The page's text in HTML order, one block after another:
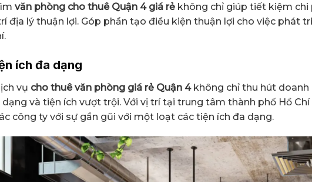
văn phòng cho thuê Quận 4 giá rẻ không chỉ giúp tiết kiệm chi
địa lý thuận lợi. Góp phần tạo điều kiện thuận lợi cho việc phát
ích đa dạng
vụ cho thuê văn phòng giá rẻ Quận 4không chỉ thu hút doanh
dạng và tiện ích vượt trội. Với vị trí tại trung tâm thành phố Hồ
công ty với sự gần gũi với một loạt các tiện ích đa dạng.